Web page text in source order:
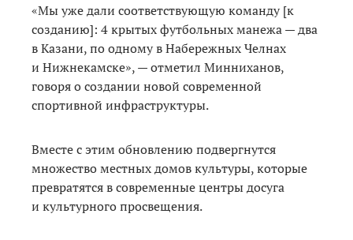
«Мы уже дали соответствующую команду [к
созданию]: 4 крытых футбольных манежа — два
в Казани, по одному в Набережных Челнах
и Нижнекамске», — отметил Минниханов,
говоря о создании новой современной
спортивной инфраструктуры.
Вместе с этим обновлению подвергнутся
множество местных домов культуры, которые
превратятся в современные центры досуга
и культурного просвещения.